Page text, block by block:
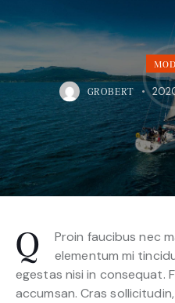
GROBERT
Q
Proin faucibus nec
elementum mi
egestas nisi in consequat.
accumsan. Cras